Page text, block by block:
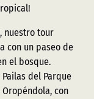
nuestro tour
con un paseo de
el bosque.
del Parque
con